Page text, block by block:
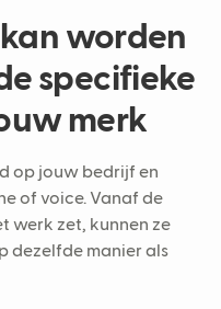
worden
specifieke
merk
op jouw bedrijf en
of voice. Vanaf de
werk zet, kunnen ze
dezelfde manier als